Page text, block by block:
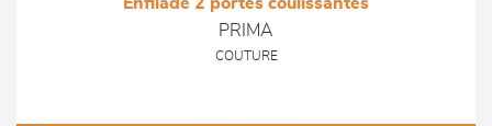
PRIMA
COUTURE